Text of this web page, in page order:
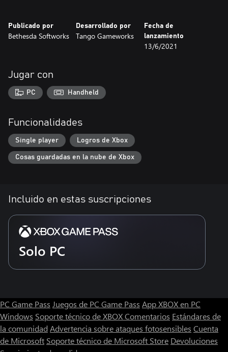
Publicado por
Bethesda Softworks
Desarrollado por
Tango Gameworks
Fecha de
lanzamiento
13/6/2021
Jugar con
PC Handheld
Funcionalidades
Single player Logros de Xbox
Cosas guardadas en la nube de Xbox
Incluido en estas suscripciones
Solo PC
PC Game Pass Juegos de PC Game Pass App XBOX en PC
Windows Soporte técnico de XBOXComentarios Estándares de
la comunidad Advertencia sobre ataques fotosensibles Cuenta
de Microsoft Soporte técnico de Microsoft Store Devoluciones